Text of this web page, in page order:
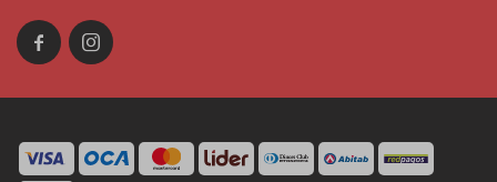
 